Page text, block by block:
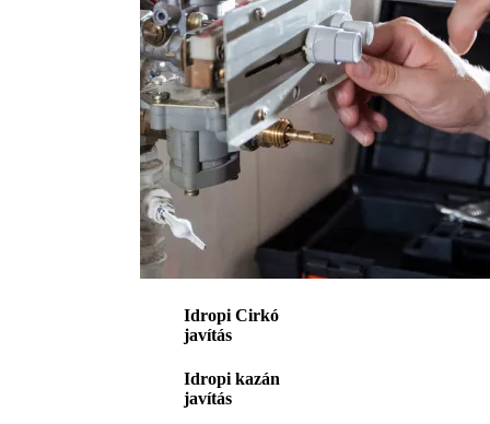
Idropi Cirkó
javítás
Idropi kazán
javítás